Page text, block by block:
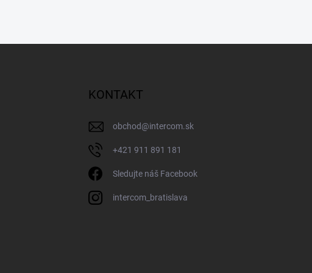
KONTAKT
obchod@intercom.sk
+421 911 891 181
Sledujte náš Facebook
intercom_bratislava